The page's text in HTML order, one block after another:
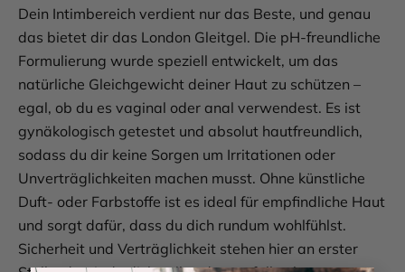
Dein Intimbereich verdient nur das Beste, und genau
das bietet dir das London Gleitgel. Die pH-freundliche
Formulierung wurde speziell entwickelt, um das
natürliche Gleichgewicht deiner Haut zu schützen –
egal, ob du es vaginal oder anal verwendest. Es ist
gynäkologisch getestet und absolut hautfreundlich,
sodass du dir keine Sorgen um Irritationen oder
Unverträglichkeiten machen musst. Ohne künstliche
Duft- oder Farbstoffe ist es ideal für empfindliche Haut
und sorgt dafür, dass du dich rundum wohlfühlst.
Sicherheit und Verträglichkeit stehen hier an erster